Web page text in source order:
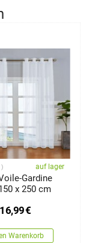
auf lager
Gardine
x 250 cm
16,99€
Warenkorb